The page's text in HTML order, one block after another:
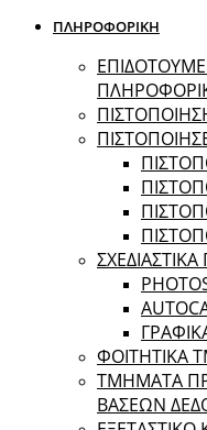
ΠΛΗΡΟΦΟΡΙΚΗ
ΦΟΙΤΗΤΙΚΑ
ΤΜΗΜΑΤΑ
ΒΑΣΕΩΝ